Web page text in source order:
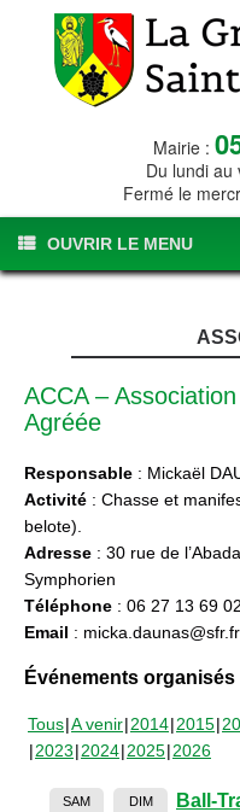
Mairie :
Du lundi au
Fermé le
OUVRIR LE MENU
ACCA –
Agréée
Responsable : Mickaël
Activité : Chasse et
belote).
Adresse : 30 rue de
Symphorien
Téléphone : 06 27 13 69
Email : micka.daunas@sfr.fr
Événements organisés
Tous A venir 2014 2015
2023 2024 2025 2026
SAM DIM Ball-